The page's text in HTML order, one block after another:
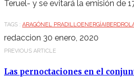
Teruel- y se evitará la emisión de
TAGS : ARAGÓNEL PRADILLOENERGÍA
redaccion 30 enero, 2020
PREVIOUS ARTICLE
Las pernoctaciones en el